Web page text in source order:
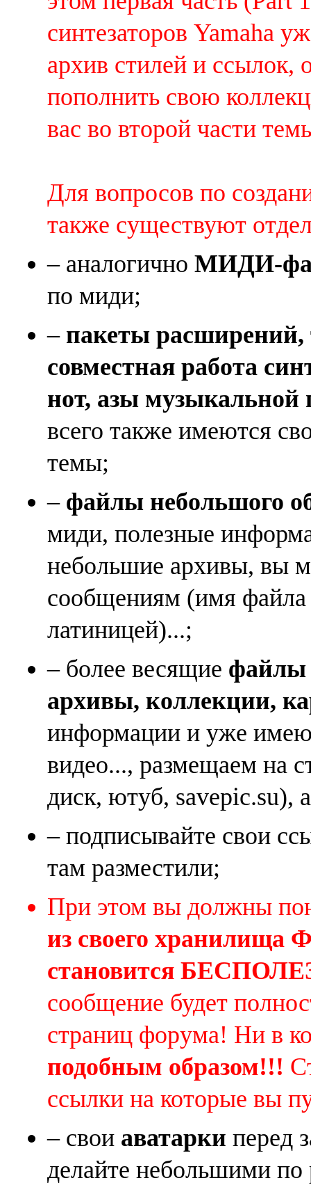
синтезаторов Yamaha
архив стилей и ссылок,
пополнить свою
вас во второй части
Для вопросов по
также существуют
– аналогично МИДИ-
по миди;
– пакеты
совместная работа
нот, азы музыкальной
всего также имеются
темы;
– файлы небольшого
миди, полезные
небольшие архивы, вы
сообщениям (имя
латиницей)...;
– более весящие файлы
архивы, коллекции,
информации и уже
видео..., размещаем на
диск, ютуб, savepic.su),
– подписывайте свои
там разместили;
При этом вы должны
из своего
становится
сообщение будет
страниц форума! Ни в
подобным образом!!!
ссылки на которые вы
– свои аватарки перед
делайте небольшими по